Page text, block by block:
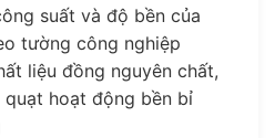
suất và độ bền của
tường công nghiệp
liệu đồng nguyên chất,
hoạt động bền bỉ